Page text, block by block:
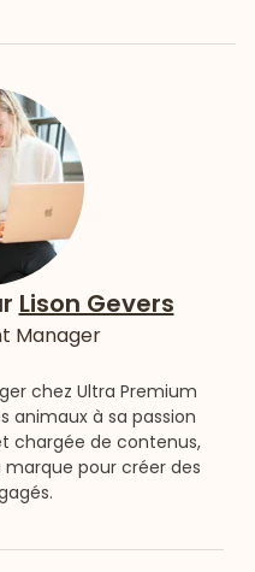
Lison Gevers
Manager
chez Ultra Premium
animaux à sa passion
chargée de contenus,
pour créer des